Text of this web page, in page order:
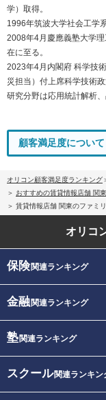
学）取得。
1996年筑波大学社会工学
2008年4月慶應義塾大学
在に至る。
2023年4月内閣府 科学技
災担当）付上席科学技術
研究分野は応用統計解析
顧客満足度について
オリコン顧客満足度ランキング
おすすめの賃貸情報店舗 関
賃貸情報店舗 関東のファミ
オリコ
保険関連ランキング
金融関連ランキング
塾関連ランキング
スクール関連ランキン